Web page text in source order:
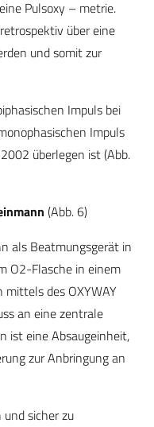
Pulsoxy – metrie.
über eine
und somit zur
Impuls bei
Impuls
überlegen ist (Abb.
(Abb. 6)
als Beatmungsgerät in
O2-Flasche in einem
des OXYWAY
an eine zentrale
ist eine Absaugeinheit,
zur Anbringung an
und sicher zu